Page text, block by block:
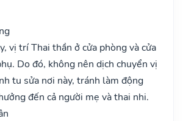
vị trí Thai thần ở cửa phòng và cửa
Do đó, không nên dịch chuyển vị
tu sửa nơi này, tránh làm động
đến cả người mẹ và thai nhi.